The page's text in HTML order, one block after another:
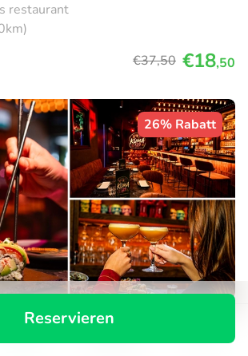
Reservieren
restaurant
€37,50 €18,50
26% Rabatt
shared dining-diner